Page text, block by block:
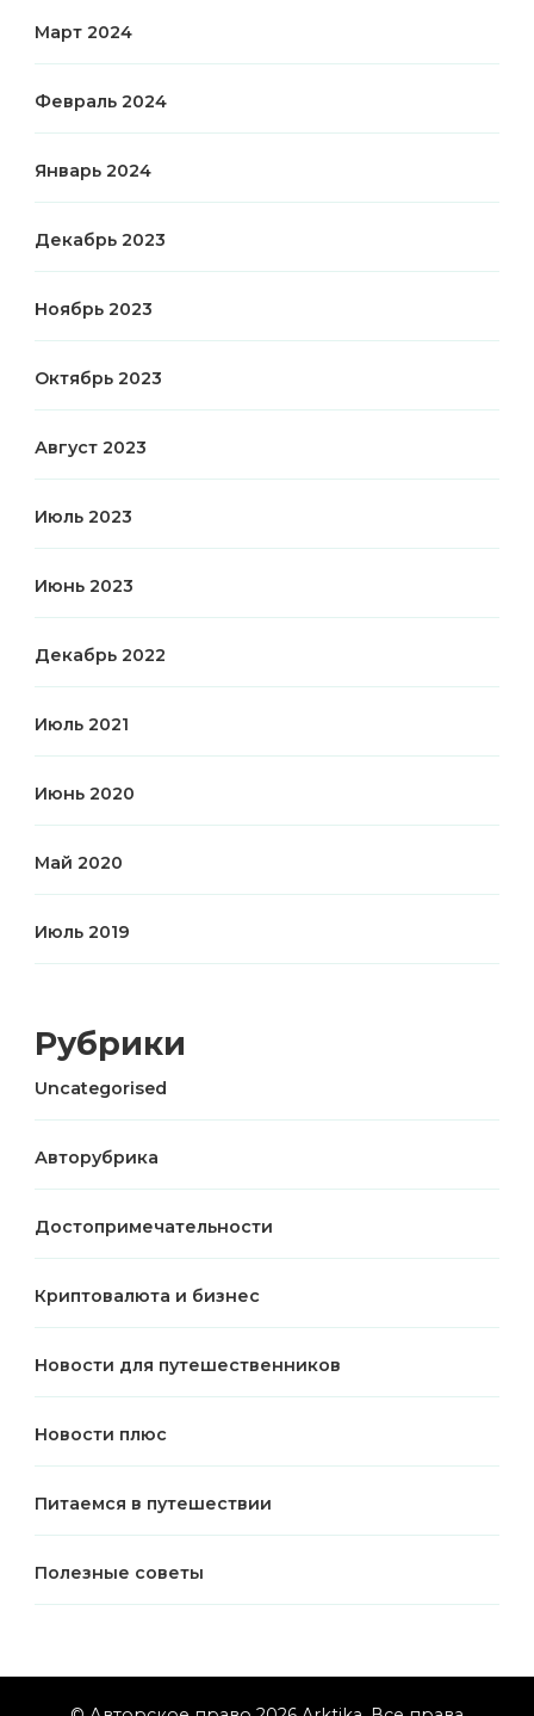
Март 2024
Февраль 2024
Январь 2024
Декабрь 2023
Ноябрь 2023
Октябрь 2023
Август 2023
Июль 2023
Июнь 2023
Декабрь 2022
Июль 2021
Июнь 2020
Май 2020
Июль 2019
Рубрики
Uncategorised
Авторубрика
Достопримечательности
Криптовалюта и бизнес
Новости для путешественников
Новости плюс
Питаемся в путешествии
Полезные советы